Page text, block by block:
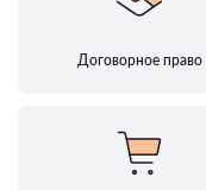
Договорное право